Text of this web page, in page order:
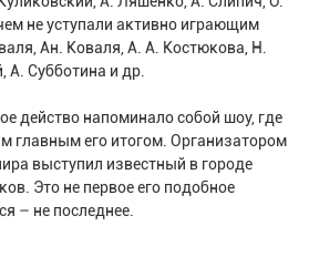
не уступали активно играющим
Ан. Коваля, А. А. Костюкова, Н.
А. Субботина и др.
действо напоминало собой шоу, где
главным его итогом. Организатором
выступил известный в городе
Это не первое его подобное
– не последнее.